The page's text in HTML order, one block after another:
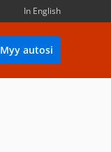
In English
Myy autosi